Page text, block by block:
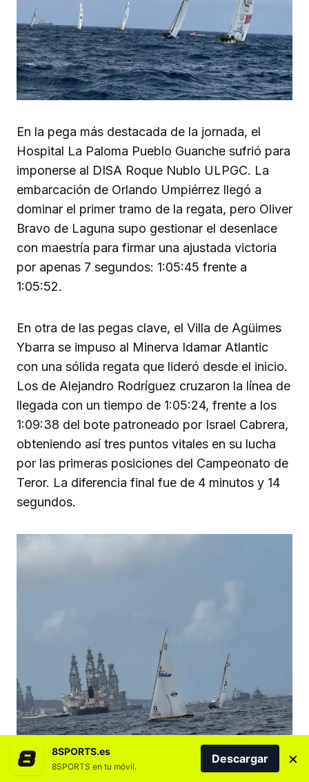
En la pega más destacada de la jornada, el
Hospital La Paloma Pueblo Guanche sufrió para
imponerse al DISA Roque Nublo ULPGC. La
embarcación de Orlando Umpiérrez llegó a
dominar el primer tramo de la regata, pero Oliver
Bravo de Laguna supo gestionar el desenlace
con maestría para firmar una ajustada victoria
por apenas 7 segundos: 1:05:45 frente a
1:05:52.
En otra de las pegas clave, el Villa de Agüimes
Ybarra se impuso al Minerva Idamar Atlantic
con una sólida regata que lideró desde el inicio.
Los de Alejandro Rodríguez cruzaron la línea de
llegada con un tiempo de 1:05:24, frente a los
1:09:38 del bote patroneado por Israel Cabrera,
obteniendo así tres puntos vitales en su lucha
por las primeras posiciones del Campeonato de
Teror. La diferencia final fue de 4 minutos y 14
segundos.
Por su parte, el Villa de Teror Colegio Oficial de
8SPORTS.es
8SPORTS en tu móvil.
Descargar ×